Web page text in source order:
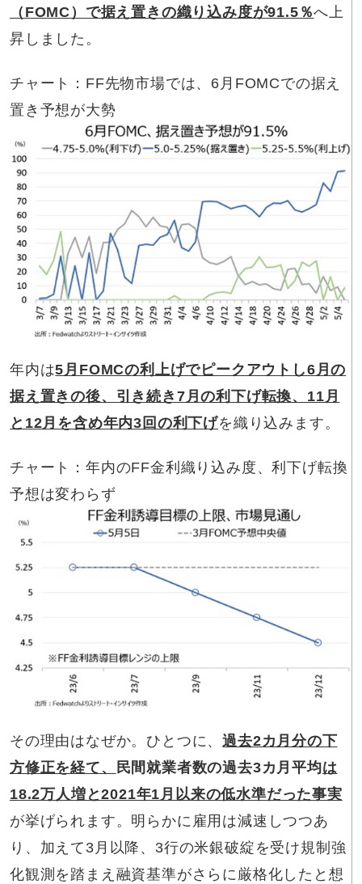
（FOMC）で据え置きの織り込み度が91.5％へ上
昇しました。
チャート：FF先物市場では、6月FOMCでの据え
置き予想が大勢
年内は5月FOMCの利上げでピークアウトし6月の
据え置きの後、引き続き7月の利下げ転換、11月
と12月を含め年内3回の利下げを織り込みます。
チャート：年内のFF金利織り込み度、利下げ転換
予想は変わらず
その理由はなぜか。ひとつに、過去2カ月分の下
方修正を経て、 民間就業者数の過去3カ月平均は
18.2万人増と2021年1月以来の低水準だった事実
が挙げられます。明らかに雇用は減速しつつあ
り、加えて3月以降、3行の米銀破綻を受け規制強
化観測を踏まえ融資基準がさらに厳格化したと想